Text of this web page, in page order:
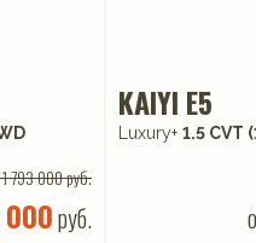
793 000 руб.
руб.
KAIYI E5
Luxury+ 1.5 CVT